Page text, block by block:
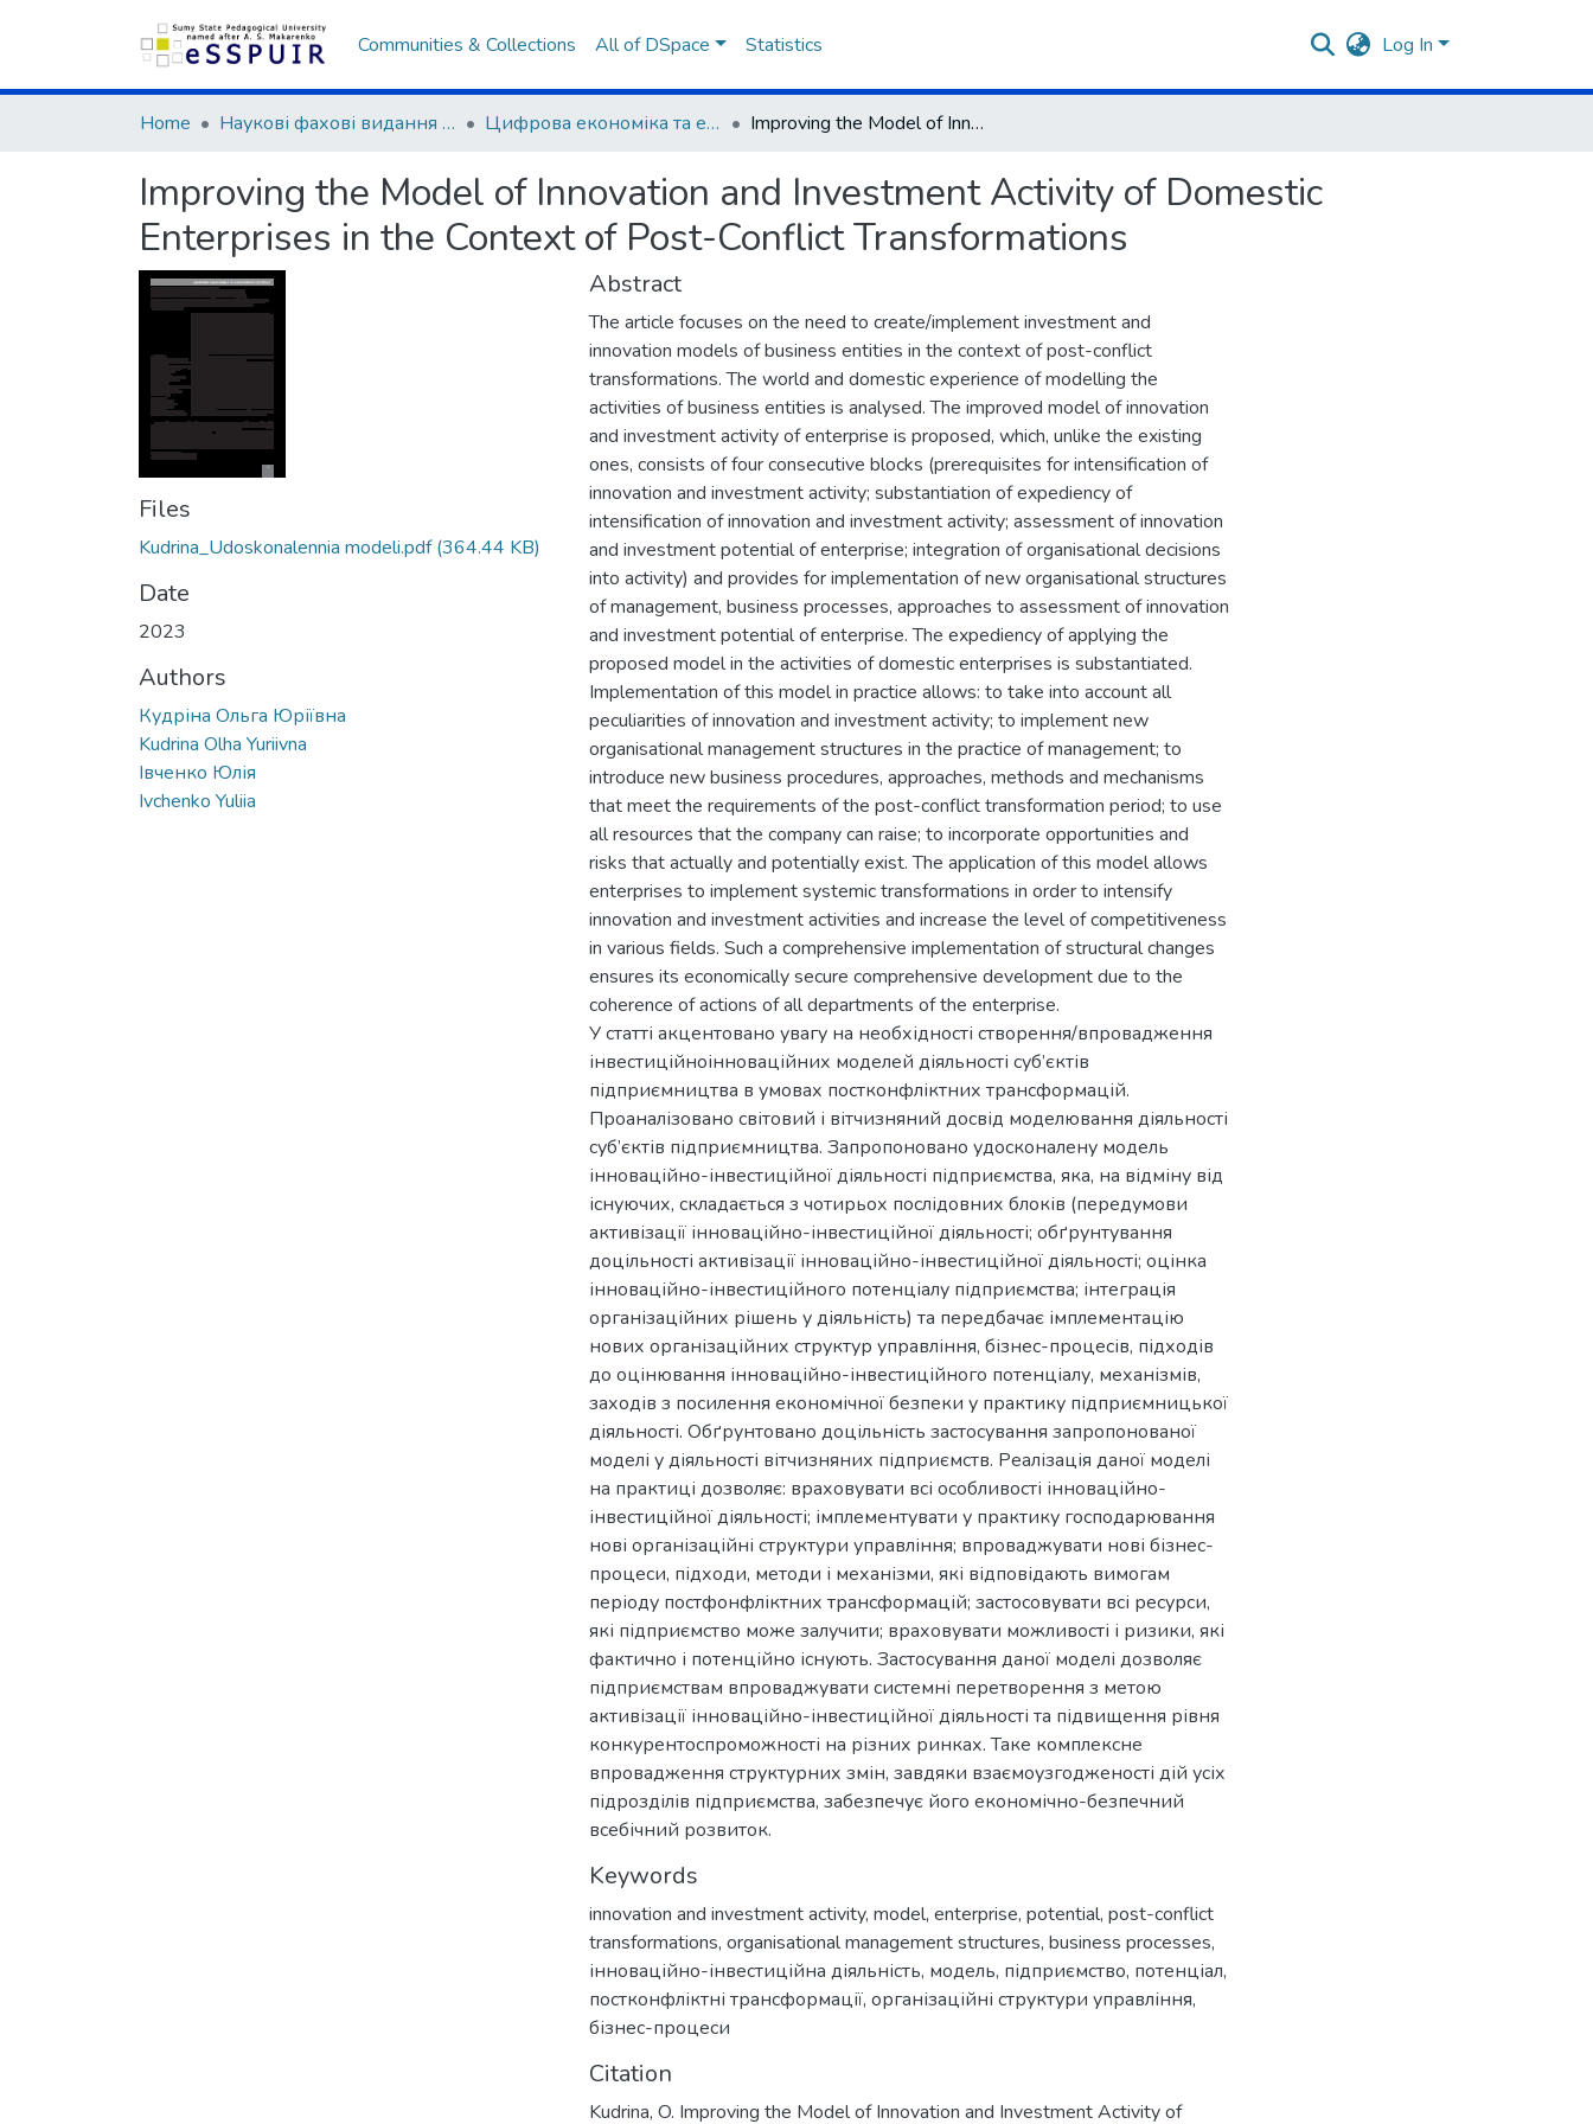
Communities & Collections All of DSpace Statistics Log In
Home Наукові фахові видання СумДПУ Цифрова економіка та економічна безпека Improving the Model of Innovation and Investment Activity of Domestic Enterprises in the Context of Post-Conflict Transformations
Improving the Model of Innovation and Investment Activity of Domestic
Enterprises in the Context of Post-Conflict Transformations
Files
Kudrina_Udoskonalennia modeli.pdf(364.44 KB)
Date
2023
Authors
Кудріна Ольга Юріївна
Kudrina Olha Yuriivna
Івченко Юлія
Ivchenko Yuliia
Abstract
The article focuses on the need to create/implement investment and
innovation models of business entities in the context of post-conflict
transformations. The world and domestic experience of modelling the
activities of business entities is analysed. The improved model of innovation
and investment activity of enterprise is proposed, which, unlike the existing
ones, consists of four consecutive blocks (prerequisites for intensification of
innovation and investment activity; substantiation of expediency of
intensification of innovation and investment activity; assessment of innovation
and investment potential of enterprise; integration of organisational decisions
into activity) and provides for implementation of new organisational structures
of management, business processes, approaches to assessment of innovation
and investment potential of enterprise. The expediency of applying the
proposed model in the activities of domestic enterprises is substantiated.
Implementation of this model in practice allows: to take into account all
peculiarities of innovation and investment activity; to implement new
organisational management structures in the practice of management; to
introduce new business procedures, approaches, methods and mechanisms
that meet the requirements of the post-conflict transformation period; to use
all resources that the company can raise; to incorporate opportunities and
risks that actually and potentially exist. The application of this model allows
enterprises to implement systemic transformations in order to intensify
innovation and investment activities and increase the level of competitiveness
in various fields. Such a comprehensive implementation of structural changes
ensures its economically secure comprehensive development due to the
coherence of actions of all departments of the enterprise.
У статті акцентовано увагу на необхідності створення/впровадження
інвестиційноінноваційних моделей діяльності суб’єктів
підприємництва в умовах постконфліктних трансформацій.
Проаналізовано світовий і вітчизняний досвід моделювання діяльності
суб’єктів підприємництва. Запропоновано удосконалену модель
інноваційно-інвестиційної діяльності підприємства, яка, на відміну від
існуючих, складається з чотирьох послідовних блоків (передумови
активізації інноваційно-інвестиційної діяльності; обґрунтування
доцільності активізації інноваційно-інвестиційної діяльності; оцінка
інноваційно-інвестиційного потенціалу підприємства; інтеграція
організаційних рішень у діяльність) та передбачає імплементацію
нових організаційних структур управління, бізнес-процесів, підходів
до оцінювання інноваційно-інвестиційного потенціалу, механізмів,
заходів з посилення економічної безпеки у практику підприємницької
діяльності. Обґрунтовано доцільність застосування запропонованої
моделі у діяльності вітчизняних підприємств. Реалізація даної моделі
на практиці дозволяє: враховувати всі особливості інноваційно-
інвестиційної діяльності; імплементувати у практику господарювання
нові організаційні структури управління; впроваджувати нові бізнес-
процеси, підходи, методи і механізми, які відповідають вимогам
періоду постфонфліктних трансформацій; застосовувати всі ресурси,
які підприємство може залучити; враховувати можливості і ризики, які
фактично і потенційно існують. Застосування даної моделі дозволяє
підприємствам впроваджувати системні перетворення з метою
активізації інноваційно-інвестиційної діяльності та підвищення рівня
конкурентоспроможності на різних ринках. Таке комплексне
впровадження структурних змін, завдяки взаємоузгодженості дій усіх
підрозділів підприємства, забезпечує його економічно-безпечний
всебічний розвиток.
Keywords
innovation and investment activity, model, enterprise, potential, post-conflict
transformations, organisational management structures, business processes,
інноваційно-інвестиційна діяльність, модель, підприємство, потенціал,
постконфліктні трансформації, організаційні структури управління,
бізнес-процеси
Citation
Kudrina, O. Improving the Model of Innovation and Investment Activity of